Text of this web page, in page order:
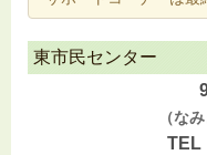
東市民センター
（な
TEL